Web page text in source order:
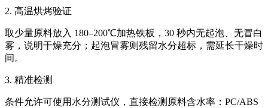
2. 高温烘烤验证
取少量原料放入 180–200℃加热铁板，30 秒内无起泡、无冒白
雾，说明干燥充分；起泡冒雾则残留水分超标，需延长干燥时
间。
3. 精准检测
条件允许可使用水分测试仪，直接检测原料含水率：PC/ABS